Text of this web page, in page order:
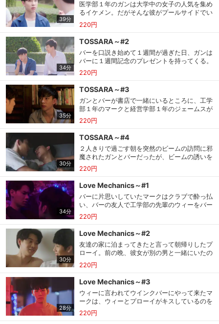
会員情報変更
基本情報、本人連絡先、パスワード 、クレ
ジットカード情報の変更が可能です。
決済方法変更 決済方法の変更が可能です。
購入明細 ４ヵ月分の購入明細の確認が可能です。
現在獲得済みのお得なクーポンを確認でき
39分
医学部１年のガンは大学中の女子の人気を集め
るイケメン。だがそんな彼がプールサイドでい
つも見つめているのは、同じ高校の先輩で工学
部３年のバーだった。ある日、プールサイドで
工学部生の証しであるギアのアクセサリーを拾
ったガン。そのギアは、バーが落としていった
物だった。困ったバーがＳＮＳに「返してくれ
たら何でもする」と書き込んだ翌日、バーの元
に来たガンは返す条件として「先輩を口説きた
220円
34分
TOSSARA～#2
バーを口説き始めて１週間が過ぎた日、ガンは
バーに１週間記念のプレゼントを持ってくる。
友達にひやかされ、友達の前ではクールに振る
舞うバーだったが、積極的でまめなガンの好意
がまんざらでもない様子。放課後、プールで練
習中のバーの所に、ガンたちがまたプレゼント
を持ってやって来る。友人のナとじゃれ合うガ
ンを見て、複雑な表情になるバー。バーの表情
に気づいたガンは、バーの手を引いて２人きり
220円
35分
TOSSARA～#3
ガンとバーが書店で一緒にいるところに、工学
部１年のマークと経営学部１年のジェームスが
やって来る。バーのことが好きなマークは積極
的にバーに話しかけるが、それが気に入らない
ガンと険悪なムードになってしまう。バーの目
の前で火花を散らす２人。そしてガンが学部の
男子学生代表である月（ムーン）として出場す
る、コンテストの日がやってくる。もしコンテ
ストで優勝したら最初に何をしたいか聞かれた
220円
30分
TOSSARA～#4
２人きりで過ごす朝を突然のビームの訪問に邪
魔されたガンとバーだったが、ビームの誘いを
断って２人で一緒に朝食を食べに行くことにす
る。いつもより積極的に甘えてくるバーの行動
に、てれるガン。食事のあとに食材を買いに行
きたいというガンの願いは、バーに手料理を作
ってもらうことだった。１週間後、試験期間が
終わったガンに会いに行ったバーは、バーの部
屋で手料理が食べたいというガンを自分の部屋
220円
34分
Love Mechanics～#1
バーに片思いしていたマークはクラブで酔っ払
い、バーの友人で工学部の先輩のウィーをバー
と勘違いして、際どいセリフを言い続ける。荒
れ気味のマークをなだめるウィー。そして翌
朝、２人が目を覚ましたのは同じベッドの上だ
った。ウィーには同じ大学にプローイという名
前の恋人がいるが、マークと一夜を共にした日
から、なぜかマークのことが頭から離れない。
ずっと元気がないマークが気になったウィー
220円
30分
Love Mechanics～#2
友達の家に泊まってきたと言って朝帰りしたプ
ローイ。前の晩、彼女が別の男と一緒にいたの
を知ってるウィーは、複雑な気分でマークの部
屋を訪れる。そばにいてほしいというウィー
を、マークは部屋に迎え入れる。いつもと違う
様子で、マークに甘えてくるウィー。プローイ
の存在が気になりつつも、ウィーと過ごせるこ
とがうれしいマーク。だが、マークの部屋でデ
ィウの投稿を見ていたウィーに、プローイから
220円
28分
Love Mechanics～#3
ウィーに言われてウインクバーにやって来たマ
ークは、ウィーとプローイがキスしているのを
目撃してしまう。ショックを受けてその場から
立ち去ったマークをウィーが追おうとするが、
220円